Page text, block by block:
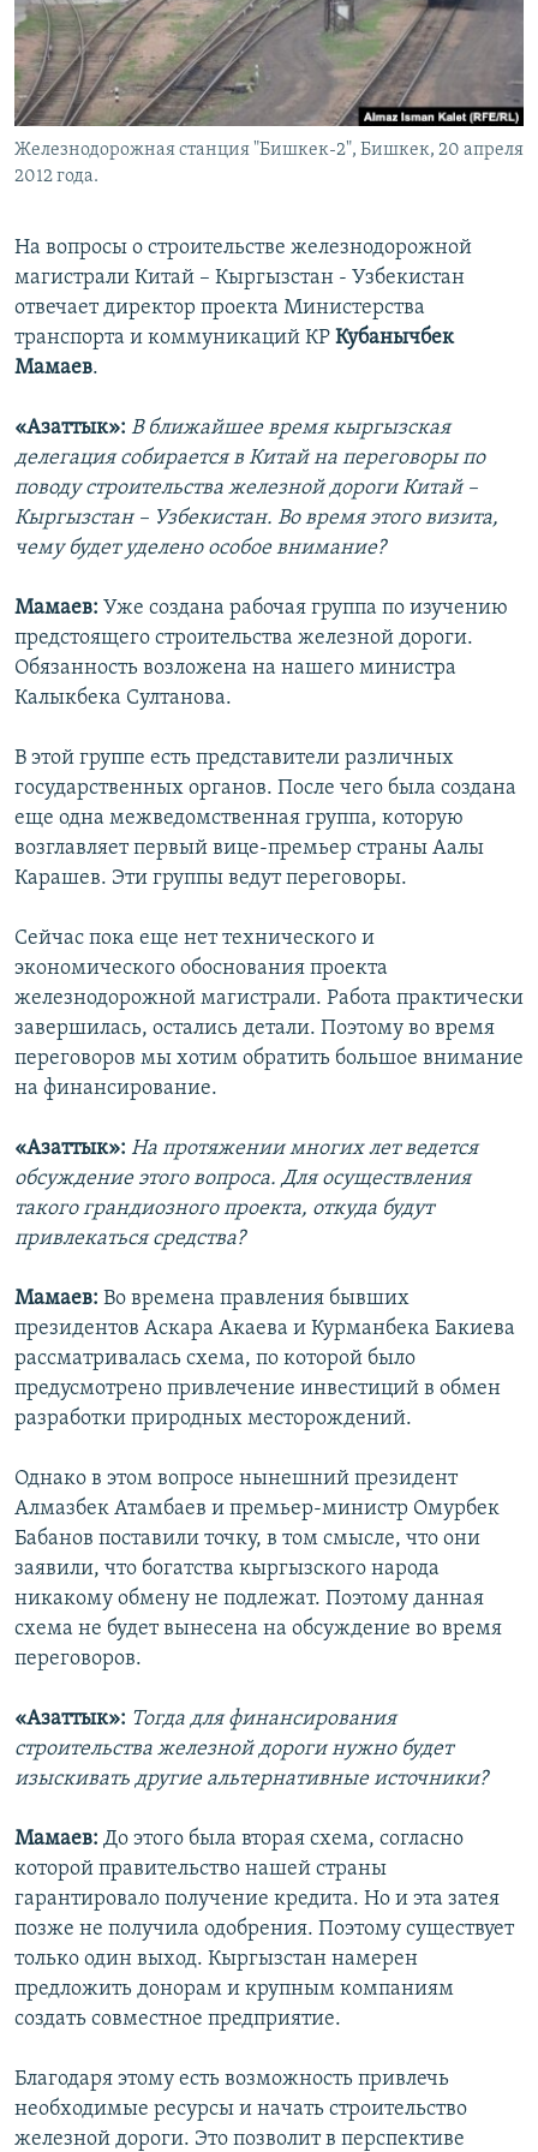
Железнодорожная станция "Бишкек-2", Бишкек, 20 апреля
2012 года.
На вопросы о строительстве железнодорожной
магистрали Китай – Кыргызстан - Узбекистан
отвечает директор проекта Министерства
транспорта и коммуникаций КР Кубанычбек
Мамаев.
«Азаттык»: В ближайшее время кыргызская
делегация собирается в Китай на переговоры по
поводу строительства железной дороги Китай –
Кыргызстан – Узбекистан. Во время этого визита,
чему будет уделено особое внимание?
Мамаев: Уже создана рабочая группа по изучению
предстоящего строительства железной дороги.
Обязанность возложена на нашего министра
Калыкбека Султанова.
В этой группе есть представители различных
государственных органов. После чего была создана
еще одна межведомственная группа, которую
возглавляет первый вице-премьер страны Аалы
Карашев. Эти группы ведут переговоры.
Сейчас пока еще нет технического и
экономического обоснования проекта
железнодорожной магистрали. Работа практически
завершилась, остались детали. Поэтому во время
переговоров мы хотим обратить большое внимание
на финансирование.
«Азаттык»: На протяжении многих лет ведется
обсуждение этого вопроса. Для осуществления
такого грандиозного проекта, откуда будут
привлекаться средства?
Мамаев: Во времена правления бывших
президентов Аскара Акаева и Курманбека Бакиева
рассматривалась схема, по которой было
предусмотрено привлечение инвестиций в обмен
разработки природных месторождений.
Однако в этом вопросе нынешний президент
Алмазбек Атамбаев и премьер-министр Омурбек
Бабанов поставили точку, в том смысле, что они
заявили, что богатства кыргызского народа
никакому обмену не подлежат. Поэтому данная
схема не будет вынесена на обсуждение во время
переговоров.
«Азаттык»: Тогда для финансирования
строительства железной дороги нужно будет
изыскивать другие альтернативные источники?
Мамаев: До этого была вторая схема, согласно
которой правительство нашей страны
гарантировало получение кредита. Но и эта затея
позже не получила одобрения. Поэтому существует
только один выход. Кыргызстан намерен
предложить донорам и крупным компаниям
создать совместное предприятие.
Благодаря этому есть возможность привлечь
необходимые ресурсы и начать строительство
железной дороги. Это позволит в перспективе